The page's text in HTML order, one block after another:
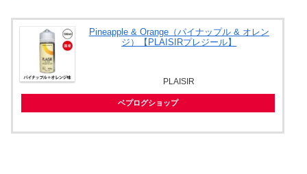
Pineapple & Orange（パイナップル & オレン
ジ）【PLAISIRプレジール】
PLAISIR
ベプログショップ